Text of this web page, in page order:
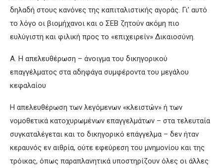
δηλαδή στους κανόνες της καπιταλιστικής αγοράς. Γι’ αυτό
το λόγο οι βιομήχανοι και ο ΣΕΒ ζητούν ακόμη πιο
ευλύγιστη και φιλική προς το «επιχειρείν» Δικαιοσύνη.
Α. Η απελευθέρωση – άνοιγμα του δικηγορικού
επαγγέλματος στα αδηφάγα συμφέροντα του μεγάλου
κεφαλαίου
Η απελευθέρωση των λεγόμενων «κλειστών» ή των
νομοθετικά κατοχυρωμένων επαγγελμάτων – στα τελευταία
συγκαταλέγεται και το δικηγορικό επάγγελμα – δεν ήταν
κεραυνός εν αιθρία, ούτε εφεύρεση του μνημονίου και της
τρόικας, όπως παραπλανητικά υποστηρίζουν όλες οι άλλες